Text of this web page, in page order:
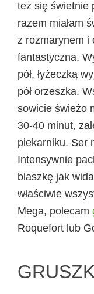
też się świetnie
razem miałam
z rozmarynem i
fantastyczna.
pół, łyżeczką
pół orzeszka.
sowicie świeżo
30-40 minut,
piekarniku. Ser
Intensywnie
blaszkę jak
właściwie
Mega, polecam
Roquefort lub